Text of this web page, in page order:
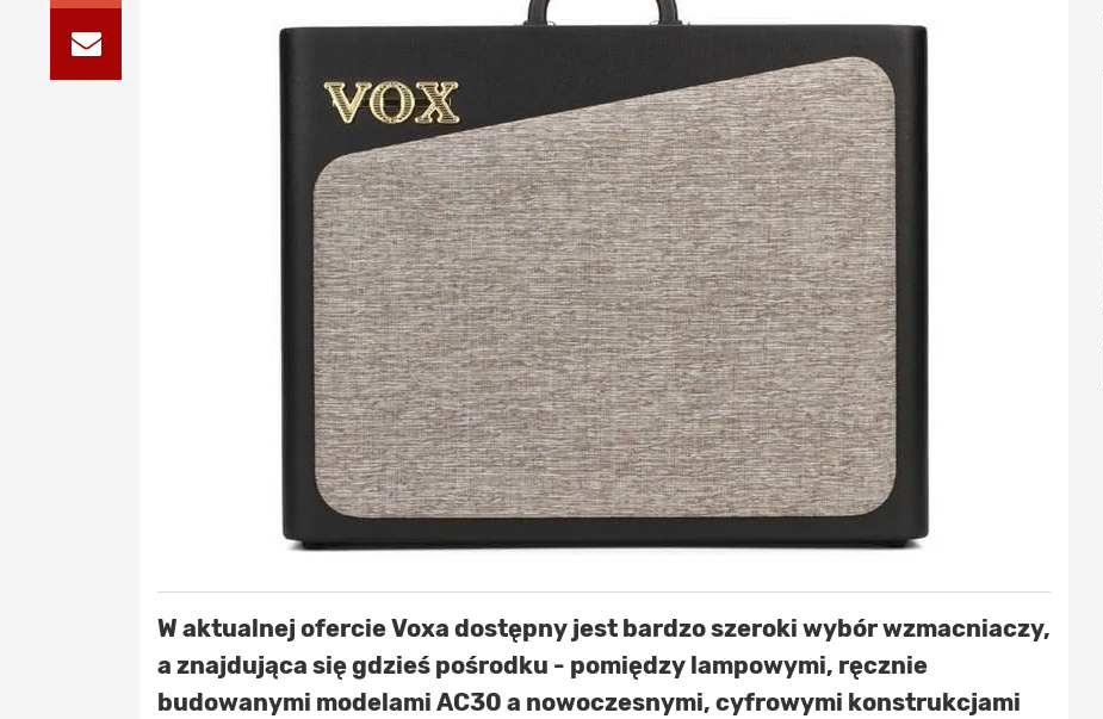
W aktualnej ofercie Voxa dostępny jest bardzo szeroki wybór wzmacniaczy,
a znajdująca się gdzieś pośrodku - pomiędzy lampowymi, ręcznie
budowanymi modelami AC30 a nowoczesnymi, cyfrowymi konstrukcjami